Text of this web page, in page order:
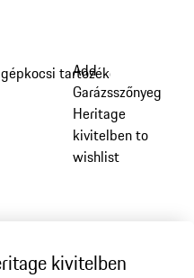
tartozékok
Add
Garázsszőnyeg
Heritage
kivitelben to
wishlist
kivitelben